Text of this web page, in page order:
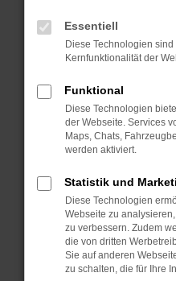
Manche
können das Laden
verhindern.
anderen Browser
Fenster?
Starte dein Gerät
Das kann
Stelle sicher, dass
Betriebssystem
sind.
Veraltete Software
Sicherheitsrisiko,
führen, dass
Essentiell
Diese Technologien
Kernfunktionalität der
Funktional
Diese Technologien
der Webseite. Services
Maps, Chats,
werden aktiviert.
Statistik und
Diese Technologien
Webseite zu
zu verbessern. Zudem
die von dritten
Sie auf anderen
zu schalten, die für Ihre